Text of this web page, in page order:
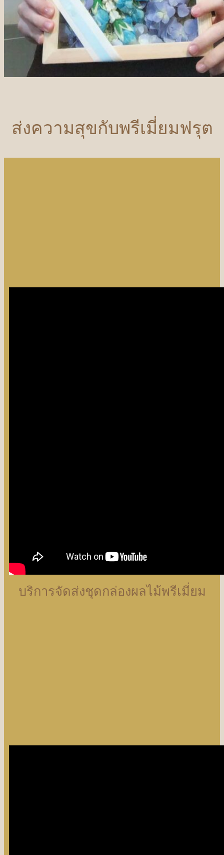
ส่งความสุขกับพรีเมี่ยมฟรุต
บริการจัดส่งชุดกล่องผลไม้พรีเมี่ยม